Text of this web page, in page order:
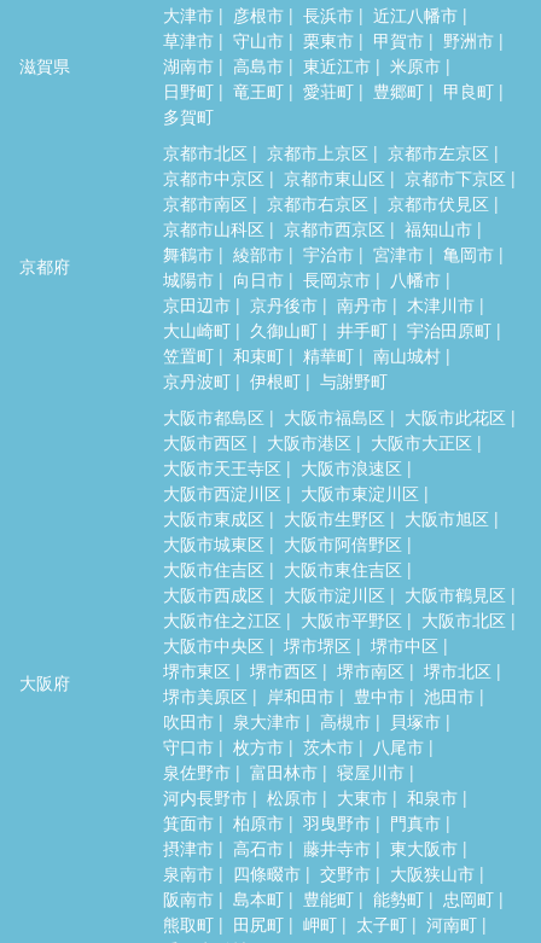
滋賀県
大津市 彦根市 長浜市
近江八幡市
草津市
守山市 栗東市 甲賀市
野洲市
湖南市
高島市 東近江市
米原市
日野町
竜王町 愛荘町 豊郷町
甲良町
多賀町
京都府
京都市北区 京都市上京区
京都市左京区
京都市中京区
京都市東山区
京都市下京区
京都市南区
京都市右京区
京都市伏見区
京都市山科区
京都市西京区
福知山市
舞鶴市
綾部市 宇治市 宮津市
亀岡市
城陽市
向日市 長岡京市
八幡市
京田辺市
京丹後市 南丹市
木津川市
大山崎町
久御山町 井手町
宇治田原町
笠置町
和束町 精華町
南山城村
京丹波町
伊根町 与謝野町
大阪府
大阪市都島区 大阪市福島区
大阪市此花区
大阪市西区
大阪市港区
大阪市大正区
大阪市天王寺区
大阪市浪速区
大阪市西淀川区
大阪市東淀川区
大阪市東成区
大阪市生野区
大阪市旭区
大阪市城東区
大阪市阿倍野区
大阪市住吉区
大阪市東住吉区
大阪市西成区
大阪市淀川区
大阪市鶴見区
大阪市住之江区
大阪市平野区
大阪市北区
大阪市中央区
堺市堺区
堺市中区
堺市東区
堺市西区 堺市南区
堺市北区
堺市美原区
岸和田市 豊中市
池田市
吹田市
泉大津市 高槻市
貝塚市
守口市
枚方市 茨木市
八尾市
泉佐野市
富田林市
寝屋川市
河内長野市
松原市 大東市
和泉市
箕面市
柏原市 羽曳野市
門真市
摂津市
高石市 藤井寺市
東大阪市
泉南市
四條畷市 交野市
大阪狭山市
阪南市
島本町 豊能町 能勢町
忠岡町
熊取町
田尻町 岬町 太子町
河南町